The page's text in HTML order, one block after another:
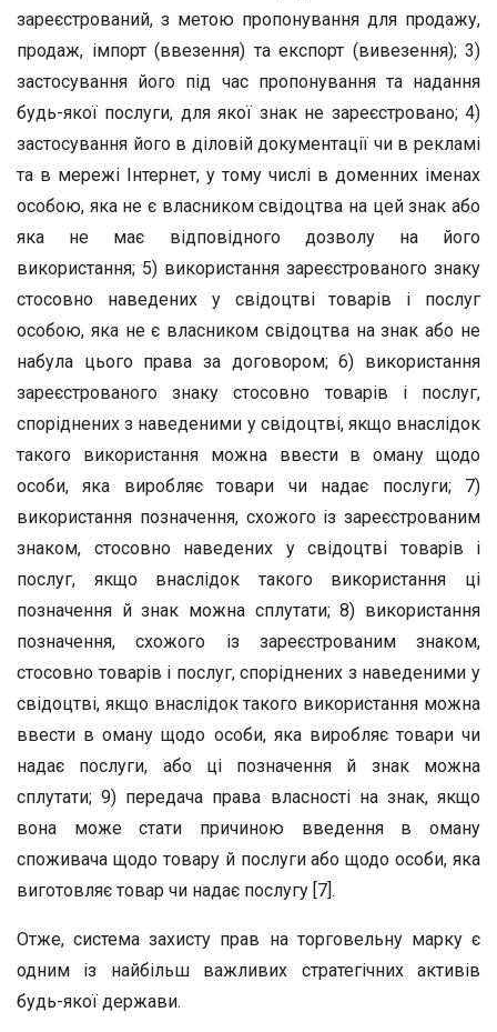
зареєстрований, з метою пропонування для продажу,
продаж, імпорт (ввезення) та експорт (вивезення); 3)
застосування його під час пропонування та надання
будь-якої послуги, для якої знак не зареєстровано; 4)
застосування його в діловій документації чи в рекламі
та в мережі Інтернет, у тому числі в доменних іменах
особою, яка не є власником свідоцтва на цей знак або
яка не має відповідного дозволу на його
використання; 5) використання зареєстрованого знаку
стосовно наведених у свідоцтві товарів і послуг
особою, яка не є власником свідоцтва на знак або не
набула цього права за договором; 6) використання
зареєстрованого знаку стосовно товарів і послуг,
споріднених з наведеними у свідоцтві, якщо внаслідок
такого використання можна ввести в оману щодо
особи, яка виробляє товари чи надає послуги; 7)
використання позначення, схожого із зареєстрованим
знаком, стосовно наведених у свідоцтві товарів і
послуг, якщо внаслідок такого використання ці
позначення й знак можна сплутати; 8) використання
позначення, схожого із зареєстрованим знаком,
стосовно товарів і послуг, споріднених з наведеними у
свідоцтві, якщо внаслідок такого використання можна
ввести в оману щодо особи, яка виробляє товари чи
надає послуги, або ці позначення й знак можна
сплутати; 9) передача права власності на знак, якщо
вона може стати причиною введення в оману
споживача щодо товару й послуги або щодо особи, яка
виготовляє товар чи надає послугу [7].
Отже, система захисту прав на торговельну марку є
одним із найбільш важливих стратегічних активів
будь-якої держави.